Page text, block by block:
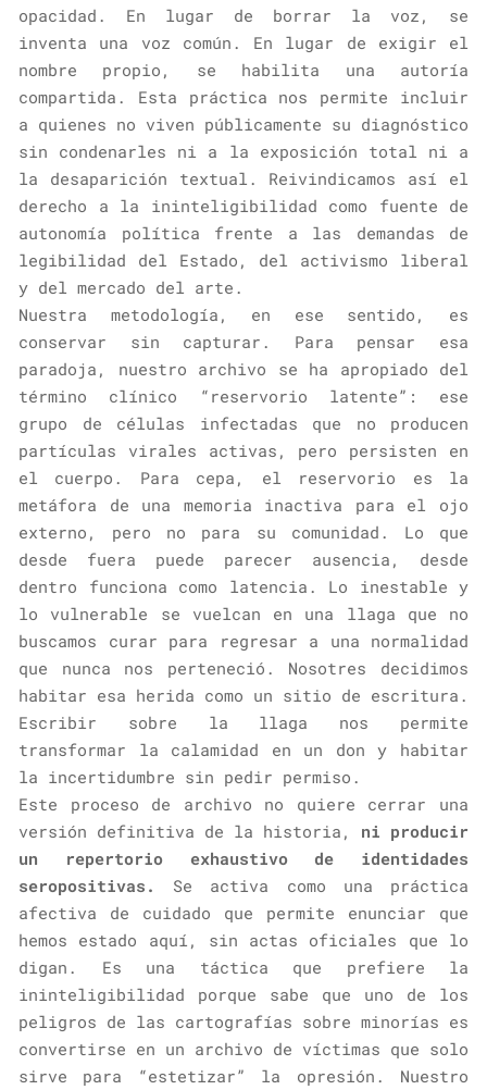
opacidad. En lugar de borrar la voz, se
inventa una voz común. En lugar de exigir el
nombre propio, se habilita una autoría
compartida. Esta práctica nos permite incluir
a quienes no viven públicamente su diagnóstico
sin condenarles ni a la exposición total ni a
la desaparición textual. Reivindicamos así el
derecho a la ininteligibilidad como fuente de
autonomía política frente a las demandas de
legibilidad del Estado, del activismo liberal
y del mercado del arte.
Nuestra metodología, en ese sentido, es
conservar sin capturar. Para pensar esa
paradoja, nuestro archivo se ha apropiado del
término clínico “reservorio latente”: ese
grupo de células infectadas que no producen
partículas virales activas, pero persisten en
el cuerpo. Para cepa, el reservorio es la
metáfora de una memoria inactiva para el ojo
externo, pero no para su comunidad. Lo que
desde fuera puede parecer ausencia, desde
dentro funciona como latencia. Lo inestable y
lo vulnerable se vuelcan en una llaga que no
buscamos curar para regresar a una normalidad
que nunca nos perteneció. Nosotres decidimos
habitar esa herida como un sitio de escritura.
Escribir sobre la llaga nos permite
transformar la calamidad en un don y habitar
la incertidumbre sin pedir permiso.
Este proceso de archivo no quiere cerrar una
versión definitiva de la historia, ni producir
un repertorio exhaustivo de identidades
seropositivas. Se activa como una práctica
afectiva de cuidado que permite enunciar que
hemos estado aquí, sin actas oficiales que lo
digan. Es una táctica que prefiere la
ininteligibilidad porque sabe que uno de los
peligros de las cartografías sobre minorías es
convertirse en un archivo de víctimas que solo
sirve para “estetizar” la opresión. Nuestro